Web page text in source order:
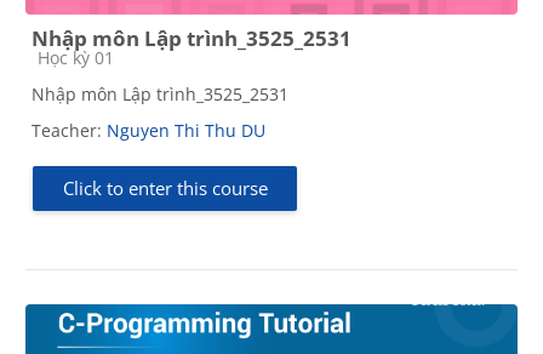
Nhập môn Lập trình_3525_2531
Course category
Học kỳ 01
Nhập môn Lập trình_3525_2531
Teacher: Nguyen Thi Thu DU
Click to enter this course